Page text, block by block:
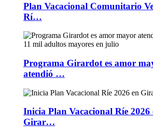
Plan Vacacional Comunitario
Rí…
Programa Girardot es amor
atendió …
Inicia Plan Vacacional Ríe 2026
Girar…